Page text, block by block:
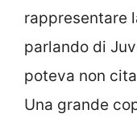
rappresentare
parlando di
poteva non
Una grande